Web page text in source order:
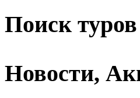
Поиск
Новости,